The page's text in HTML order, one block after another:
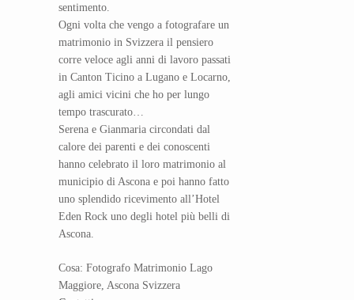
sentimento.
Ogni volta che vengo a fotografare un
matrimonio in Svizzera il pensiero
corre veloce agli anni di lavoro passati
in Canton Ticino a Lugano e Locarno,
agli amici vicini che ho per lungo
tempo trascurato…
Serena e Gianmaria circondati dal
calore dei parenti e dei conoscenti
hanno celebrato il loro matrimonio al
municipio di Ascona e poi hanno fatto
uno splendido ricevimento all’Hotel
Eden Rock uno degli hotel più belli di
Ascona.
Cosa: Fotografo Matrimonio Lago
Maggiore, Ascona Svizzera